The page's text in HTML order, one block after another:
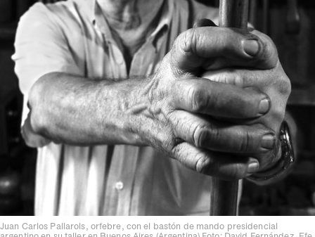
Juan Carlos Pallarols, orfebre, con el bastón de mando presidencial